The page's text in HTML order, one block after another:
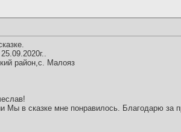
район,с. Малояз
Мы в сказке мне понравилось. Благодарю за